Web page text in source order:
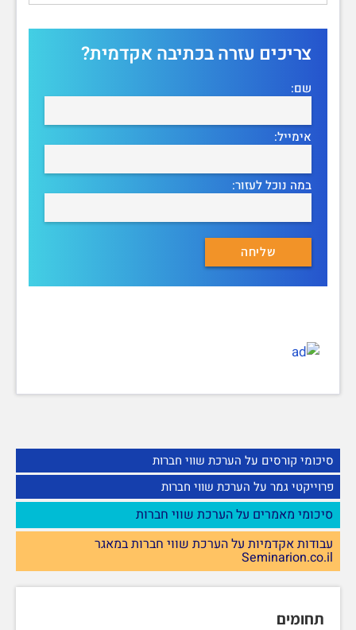
סיכומי קורסים על הערכת שווי חברות
פרוייקטי גמר על הערכת שווי חברות
סיכומי מאמרים על הערכת שווי חברות
עבודות אקדמיות על הערכת שווי חברות במאגר
Seminarion.co.il
תחומים
צריכים עזרה בכתיבה אקדמית?
שם:
אימייל:
במה נוכל לעזור: